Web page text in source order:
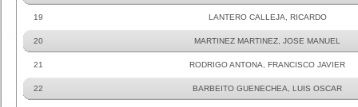
19 LANTERO CALLEJA, RICARDO
20 MARTINEZ MARTINEZ, JOSE MANUEL
21 RODRIGO ANTONA, FRANCISCO JAVIER
22 BARBEITO GUENECHEA, LUIS OSCAR